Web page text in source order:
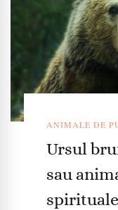
ANIMALE DE
Ursul
sau
spirituale